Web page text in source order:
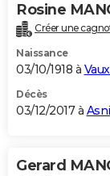
Rosine
Créer une
Naissance
03/10/1918 à
Décès
03/12/2017 à
Gerard